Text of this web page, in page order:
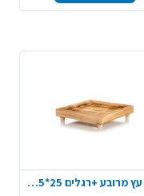
מגש עץ מרובע +רגלים 25*25*4 ס"מ - טבעי